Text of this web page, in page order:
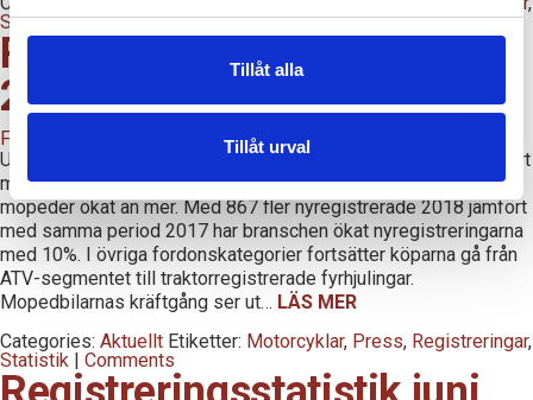
Tillåt alla
Tillåt urval
Statistik | Comments
Registreringsstatistik juli
2018
Fredrik Öberg
augusti 14, 2018
Under året till och med juli har 522 fler MC nyregistrerats jämfört
med samma period 2017. Samtidigt har antalet registrerade
mopeder ökat än mer. Med 867 fler nyregistrerade 2018 jämfört
med samma period 2017 har branschen ökat nyregistreringarna
med 10%. I övriga fordonskategorier fortsätter köparna gå från
ATV-segmentet till traktorregistrerade fyrhjulingar.
Mopedbilarnas kräftgång ser ut… LÄS MER
Categories: Aktuellt Etiketter: Motorcyklar, Press, Registreringar,
Statistik | Comments